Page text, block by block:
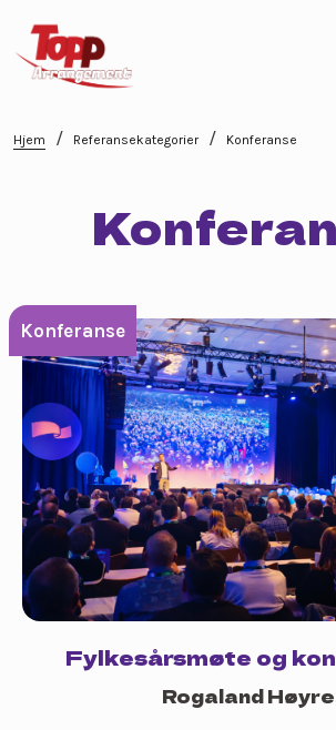
Hjem / Referansekategorier / Konferanse
Konferanse
Fylkesårsmøte og
Rogaland Høyre